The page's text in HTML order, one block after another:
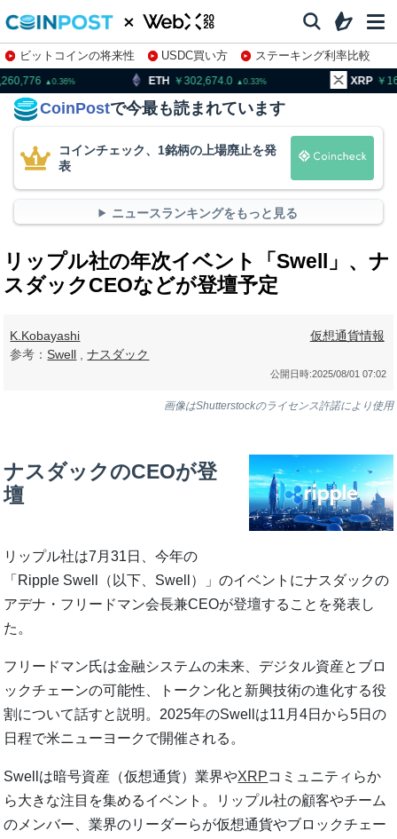
ビットコインの将来性 USDC買い方
ステーキング利率比較
株特集・関連銘柄
ETH 302,674.0 XRP 163.54
CoinPostで今最も読まれています
コインチェック、1銘柄の上場廃止を発
表
ニュースランキングをもっと見る
リップル社の年次イベント「Swell」、ナ
スダックCEOなどが登壇予定
K.Kobayashi
参考： Swell ,ナスダック
仮想通貨情報
公開日時:2025/08/01 07:02
画像はShutterstockのライセンス許諾により使用
ナスダックのCEOが登
壇
リップル社は7月31日、今年の
「Ripple Swell（以下、Swell）」のイベントにナスダックの
アデナ・フリードマン会長兼CEOが登壇することを発表し
た。
フリードマン氏は金融システムの未来、デジタル資産とブロ
ックチェーンの可能性、トークン化と新興技術の進化する役
割について話すと説明。2025年のSwellは11月4日から5日の
日程で米ニューヨークで開催される。
Swellは暗号資産（仮想通貨）業界やXRPコミュニティらか
ら大きな注目を集めるイベント。リップル社の顧客やチーム
のメンバー、業界のリーダーらが仮想通貨やブロックチェー